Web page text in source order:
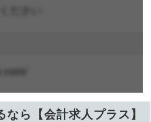
ら【会計求人プラス】